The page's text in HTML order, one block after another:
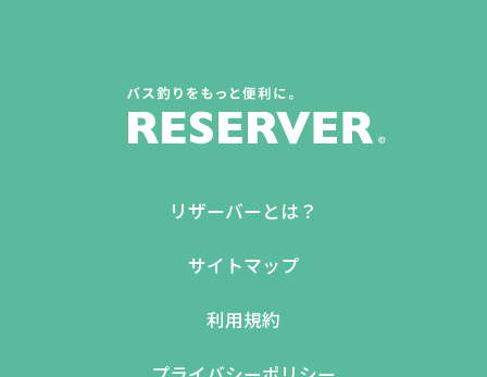
リザーバーとは？
サイトマップ
利用規約